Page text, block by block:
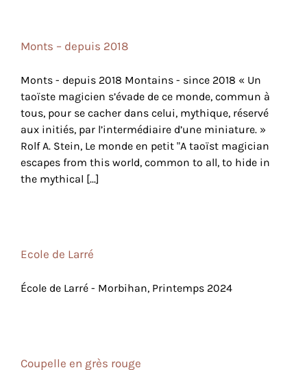
Monts – depuis 2018
Monts - depuis 2018 Montains - since 2018 « Un
taoïste magicien s’évade de ce monde, commun à
tous, pour se cacher dans celui, mythique, réservé
aux initiés, par l’intermédiaire d’une miniature. »
Rolf A. Stein, Le monde en petit "A taoïst magician
escapes from this world, common to all, to hide in
the mythical [...]
Ecole de Larré
École de Larré - Morbihan, Printemps 2024
Coupelle en grès rouge